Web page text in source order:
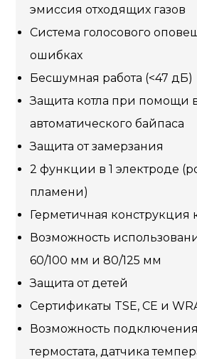
эмиссия отходящих газов
Система голосового
ошибках
Бесшумная работа (<47 дБ)
Защита котла при помощи
автоматического байпаса
Защита от замерзания
2 функции в 1 электроде
пламени)
Герметичная конструкция
Возможность
60/100 мм и 80/125 мм
Защита от детей
Сертификаты TSE, CE и
Возможность
термостата, датчика